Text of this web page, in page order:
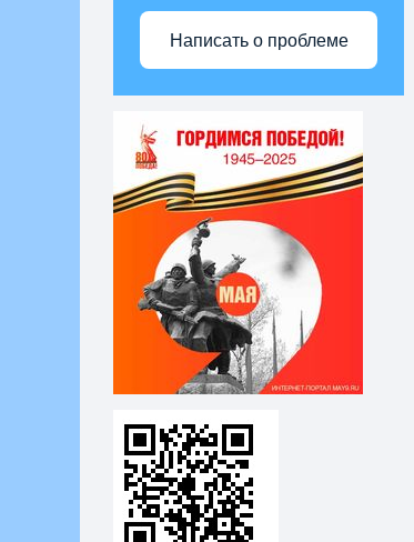
Написать о проблеме